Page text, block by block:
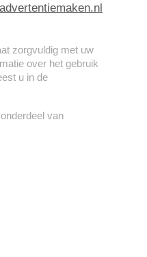
zorgvuldig met uw
over het gebruik
u in de
van